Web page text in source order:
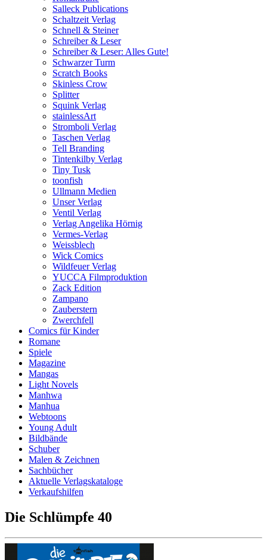
Salleck Publications
Schaltzeit Verlag
Schnell & Steiner
Schreiber & Leser
Schreiber & Leser: Alles Gute!
Schwarzer Turm
Scratch Books
Skinless Crow
Splitter
Squink Verlag
stainlessArt
Stromboli Verlag
Taschen Verlag
Tell Branding
Tintenkilby Verlag
Tiny Tusk
toonfish
Ullmann Medien
Unser Verlag
Ventil Verlag
Verlag Angelika Hörnig
Vermes-Verlag
Weissblech
Wick Comics
Wildfeuer Verlag
YUCCA Filmproduktion
Zack Edition
Zampano
Zauberstern
Zwerchfell
Comics für Kinder
Romane
Spiele
Magazine
Mangas
Light Novels
Manhwa
Manhua
Webtoons
Young Adult
Bildbände
Schuber
Malen & Zeichnen
Sachbücher
Aktuelle Verlagskataloge
Verkaufshilfen
Die Schlümpfe 40